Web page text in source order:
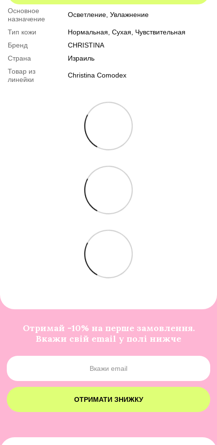
Основное
назначение
Осветление, Увлажнение
Тип кожи Нормальная, Сухая, Чувствительная
Бренд
CHRISTINA
Страна
Израиль
Товар из
линейки
Christina Comodex
Отримай -10% на перше замовлення.
Вкажи свій email у полі нижче
ОТРИМАТИ ЗНИЖКУ